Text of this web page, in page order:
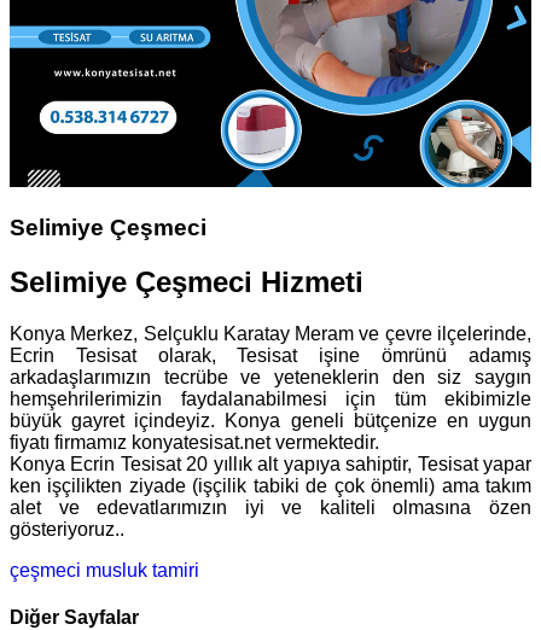
Selimiye Çeşmeci
Selimiye Çeşmeci Hizmeti
Konya Merkez, Selçuklu Karatay Meram ve çevre ilçelerinde,
Ecrin Tesisat olarak, Tesisat işine ömrünü adamış
arkadaşlarımızın tecrübe ve yeteneklerin den siz saygın
hemşehrilerimizin faydalanabilmesi için tüm ekibimizle
büyük gayret içindeyiz. Konya geneli bütçenize en uygun
fiyatı firmamız konyatesisat.net vermektedir.
Konya Ecrin Tesisat 20 yıllık alt yapıya sahiptir, Tesisat yapar
ken işçilikten ziyade (işçilik tabiki de çok önemli) ama takım
alet ve edevatlarımızın iyi ve kaliteli olmasına özen
gösteriyoruz..
çeşmeci musluk tamiri
Diğer Sayfalar